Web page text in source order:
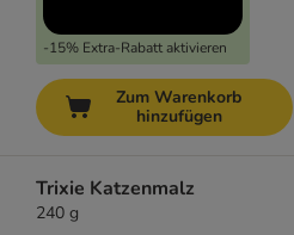
-15% Extra-Rabatt aktivieren
Zum Warenkorb
hinzufügen
Trixie Katzenmalz
240 g